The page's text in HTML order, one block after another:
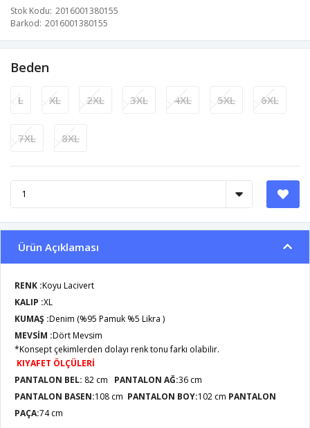
Stok Kodu 2016001380155
Barkod 2016001380155
Beden
L XL 2XL 3XL 4XL 5XL 6XL
7XL 8XL
Ürün Açıklaması
RENK :Koyu Lacivert
KALIP :XL
KUMAŞ :Denim (%95 Pamuk %5 Likra )
MEVSİM :Dört Mevsim
*Konsept çekimlerden dolayı renk tonu farkı olabilir.
KIYAFET ÖLÇÜLERİ
PANTALON BEL: 82 cm PANTALON AĞ:36 cm
PANTALON BASEN:108 cm PANTALON BOY:102 cm PANTALON
PAÇA:74 cm